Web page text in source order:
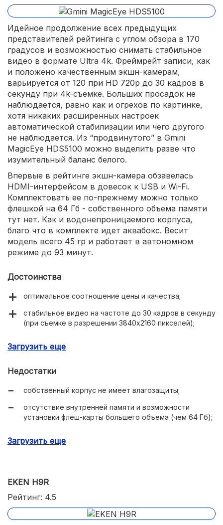
Идейное продолжение всех предыдущих
представителей рейтинга с углом обзора в 170
градусов и возможностью снимать стабильное
видео в формате Ultra 4k. Фреймрейт записи, как
и положено качественным экшн-камерам,
варьируется от 120 при HD 720p до 30 кадров в
секунду при 4k-съемке. Больших просадок не
наблюдается, равно как и огрехов по картинке,
хотя никаких расширенных настроек
автоматической стабилизации или чего другого
не наблюдается. Из “продвинутого” в Gmini
MagicEye HDS5100 можно выделить разве что
изумительный баланс белого.
Впервые в рейтинге экшн-камера обзавелась
HDMI-интерфейсом в довесок к USB и Wi-Fi.
Комплектовать ее по-прежнему можно только
флешкой на 64 Гб - собственного объема памяти
тут нет. Как и водонепроницаемого корпуса,
благо что в комплекте идет аквабокс. Весит
модель всего 45 гр и работает в автономном
режиме до 93 минут.
Достоинства
оптимальное соотношение цены и качества;
стабильное видео на частоте до 30 кадров в секунду
(при съемке в разрешении 3840х2160 пикселей);
непрерывной записи;
Загрузить еще
Недостатки
собственный корпус не имеет влагозащиты;
отсутствие внутренней памяти и возможности
установки флеш-карты большего объема (чем 64 Гб);
Загрузить еще
EKEN H9R
Рейтинг: 4.5